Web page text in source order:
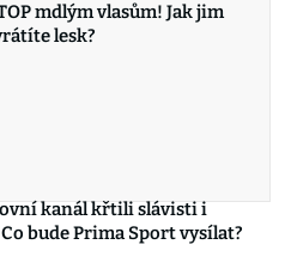
mdlým vlasům! Jak jim
lesk?
kanál křtili slávisti i
bude Prima Sport vysílat?